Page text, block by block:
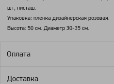
шт, писташ.
Упаковка: пленка дизайнерская розовая.
Высота: 50 см. Диаметр 30-35 см.
Оплата
Доставка